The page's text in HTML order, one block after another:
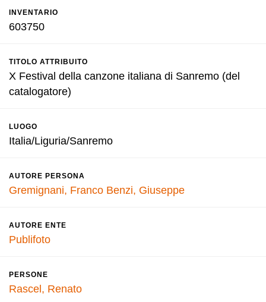
INVENTARIO
603750
TITOLO ATTRIBUITO
X Festival della canzone italiana di Sanremo (del
catalogatore)
LUOGO
Italia/Liguria/Sanremo
AUTORE PERSONA
Gremignani, Franco Benzi, Giuseppe
AUTORE ENTE
Publifoto
PERSONE
Rascel, Renato